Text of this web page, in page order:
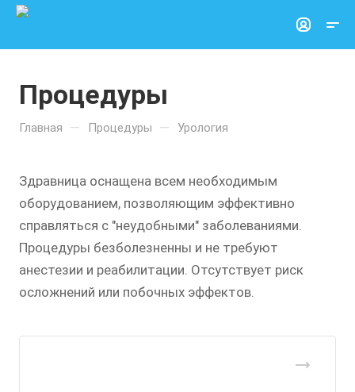
Процедуры
Главная — Процедуры — Урология
Здравница оснащена всем необходимым
оборудованием, позволяющим эффективно
справляться с "неудобными" заболеваниями.
Процедуры безболезненны и не требуют
анестезии и реабилитации. Отсутствует риск
осложнений или побочных эффектов.